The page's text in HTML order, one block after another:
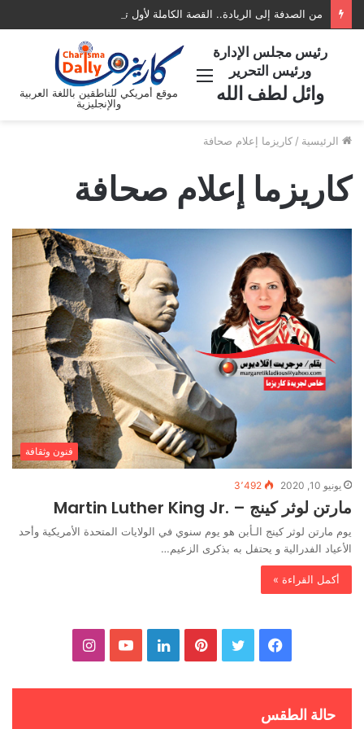
موقع أمريكي للناطقين باللغة العربية
والإنجليزية
القائمة
رئيس مجلس الإدارة
ورئيس التحرير
وائل لطف الله
الرئيسية / كاريزما إعلام صحافة
كاريزما إعلام صحافة
فنون وثقافة
يونيو 10, 2020 3٬492
مارتن لوثر كينج – .Martin Luther King Jr
‬الأعياد‭ ‬الفدرالية‭ ‬و‭ ‬يحتفل‭ ‬به‭ ‬بذكرى‭ ‬الزعيم‭…
أكمل القراءة »
حالة الطقس